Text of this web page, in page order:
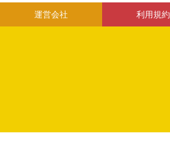
運営会社 利用規約